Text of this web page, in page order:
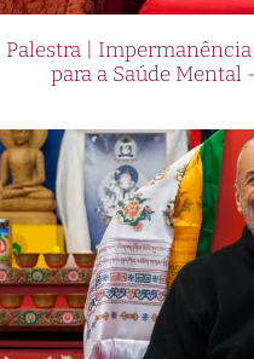
Palestra |
para a Saúde Mental